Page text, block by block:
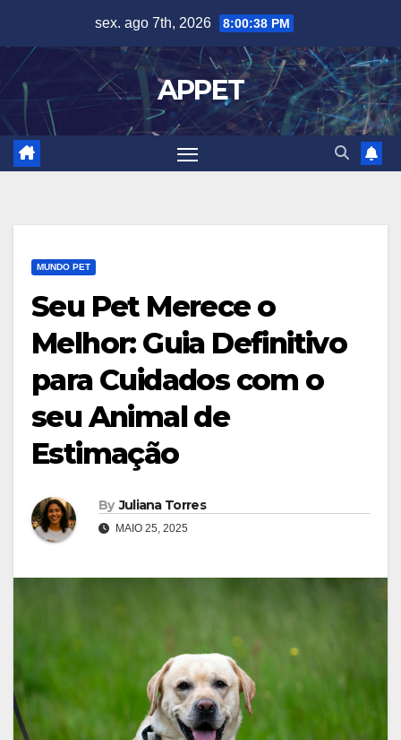
content
sex. ago 7th, 2026 8:00:39 PM
APPET
MUNDO PET
Seu Pet Merece o
Melhor: Guia Definitivo
para Cuidados com o
seu Animal de
Estimação
By Juliana Torres
MAIO 25, 2025